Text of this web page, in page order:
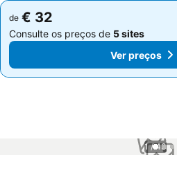
de € 32
Consulte os preços de 5 sites
Ver preços
de € 32
Consulte os preços de 5 sites
Ver preços
1 / 43